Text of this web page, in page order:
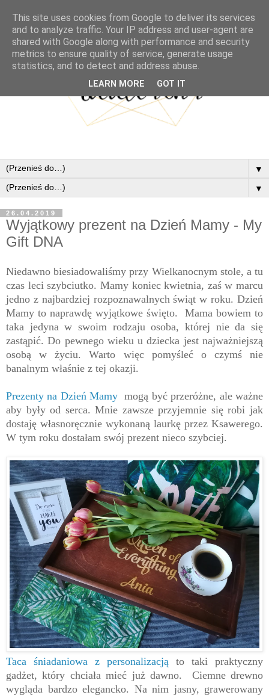
▼
▼
26.04.2019
Wyjątkowy prezent na Dzień Mamy - My
Gift DNA
Niedawno biesiadowaliśmy przy Wielkanocnym stole, a tu
czas leci szybciutko. Mamy koniec kwietnia, zaś w marcu
jedno z najbardziej rozpoznawalnych świąt w roku. Dzień
Mamy to naprawdę wyjątkowe święto. Mama bowiem to
taka jedyna w swoim rodzaju osoba, której nie da się
zastąpić. Do pewnego wieku u dziecka jest najważniejszą
osobą w życiu. Warto więc pomyśleć o czymś nie
banalnym właśnie z tej okazji.
Prezenty na Dzień Mamymogą być przeróżne, ale ważne
aby były od serca. Mnie zawsze przyjemnie się robi jak
dostaję własnoręcznie wykonaną laurkę przez Ksawerego.
W tym roku dostałam swój prezent nieco szybciej.
Taca śniadaniowa z personalizacją to taki praktyczny
gadżet, który chciała mieć już dawno. Ciemne drewno
wygląda bardzo elegancko. Na nim jasny, grawerowany
This site uses cookies from Google to deliver its services
and to analyze traffic. Your IP address and user-agent are
shared with Google along with performance and security
metrics to ensure quality of service, generate usage
statistics, and to detect and address abuse.
LEARN MORE GOT IT